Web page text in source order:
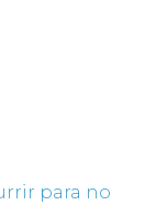
para no